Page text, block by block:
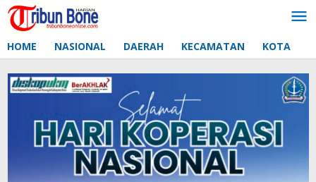
Lewati
ke
HOME NASIONAL DAERAH KECAMATAN KOTA